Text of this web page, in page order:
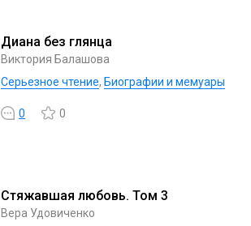
Диана без глянца
Виктория Балашова
Серьезное чтение, Биографии и мемуары
0 0
Стяжавшая любовь. Том 3
Вера Удовиченко